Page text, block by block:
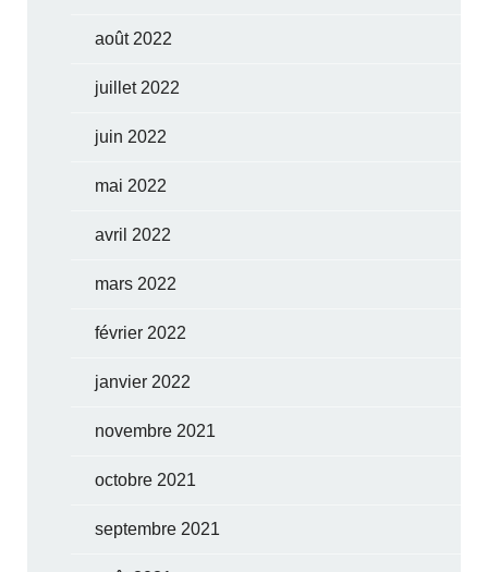
août 2022
juillet 2022
juin 2022
mai 2022
avril 2022
mars 2022
février 2022
janvier 2022
novembre 2021
octobre 2021
septembre 2021